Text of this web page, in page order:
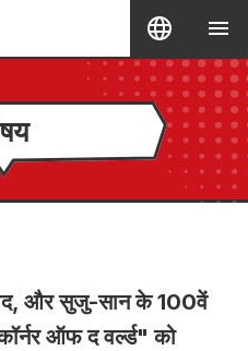
और सुजु-सान के 100वें
ऑफ द वर्ल्ड" को